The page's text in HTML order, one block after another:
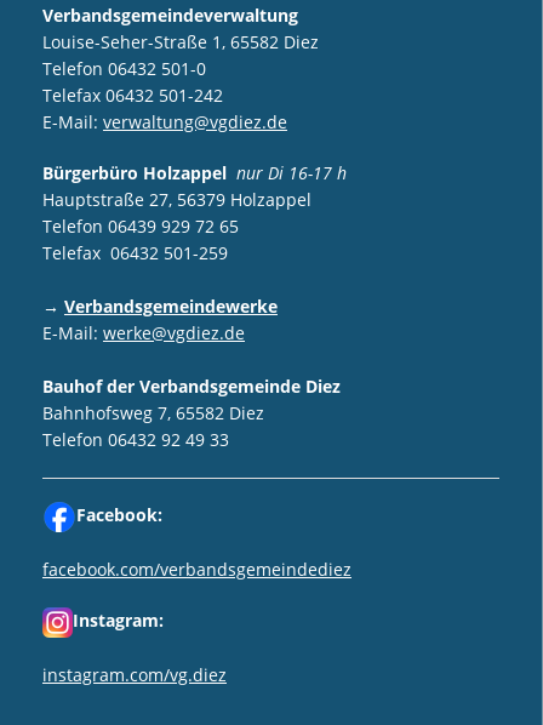
Verbandsgemeindeverwaltung
Louise-Seher-Straße 1, 65582 Diez
Telefon 06432 501-0
Telefax 06432 501-242
E-Mail: verwaltung@vgdiez.de
Bürgerbüro Holzappel nur Di 16-17 h
Hauptstraße 27, 56379 Holzappel
Telefon 06439 929 72 65
Telefax 06432 501-259
→ Verbandsgemeindewerke
E-Mail: werke@vgdiez.de
Bauhof der Verbandsgemeinde Diez
Bahnhofsweg 7, 65582 Diez
Telefon 06432 92 49 33
Facebook:
facebook.com/verbandsgemeindediez
Instagram:
instagram.com/vg.diez